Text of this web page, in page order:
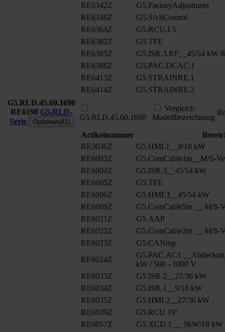
RE6342Z
G5.FactoryAdjustment
RE6346Z
G5.SASControl
RE6364Z
G5.RCU.I.5
RE6382Z
G5.TFE
RE6385Z
G5.ISR.3.RF__45/54 kW
RE6386Z
G5.PAC.DCAC.1
RE6413Z
G5.STRAINRE.1
RE6414Z
G5.STRAINRE.2
G5.RLD.45.60.1690
RE6198 G5.RLD-
Serie
Optionen(41)
G5.RLD.45.60.1690
Vergleich
Modellbezeichnung
Artikelnummer
RE3036Z
G5.HMI.1__9/18 kW
RE6003Z
G5.ComCable1m__M/S-
RE6004Z
G5.ISR.3__45/54 kW
RE6005Z
G5.TFE
RE6006Z
G5.HMI.3__45/54 kW
RE6009Z
G5.ComCable5m __ M/S-
RE6021Z
G5.AAP
RE6022Z
G5.ComCable2m __ M/S-
RE6023Z
G5.CANmp
RE6024Z
G5.PAC.AC1
kW / 500 - 1000 V
RE6033Z
G5.ISR.2__27/36 kW
RE6034Z
G5.ISR.1__9/18 kW
RE6035Z
G5.HMI.2__27/36 kW
RE6039Z
G5.RCU 19"
RE6057Z
G5.XCD.1 __ 9kW/18 kW